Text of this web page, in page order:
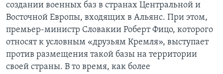
создании военных баз в странах Центральной и
Восточной Европы, входящих в Альянс. При этом,
премьер-министр Словакии Роберт Фицо, которого
относят к условным «друзьям Кремля», выступает
против размещения такой базы на территории
своей страны. В то время, как более